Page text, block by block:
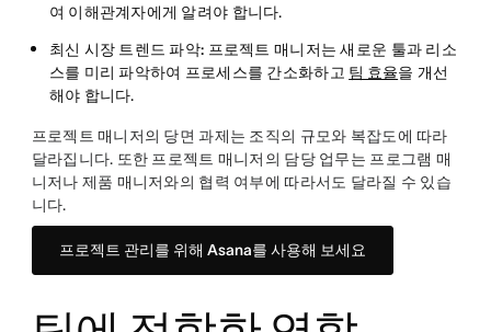
여 이해관계자에게 알려야 합니다.
최신 시장 트렌드 파악: 프로젝트 매니저는 새로운 툴과 리소
스를 미리 파악하여 프로세스를 간소화하고 팀 효율을 개선
해야 합니다.
프로젝트 매니저의 당면 과제는 조직의 규모와 복잡도에 따라
달라집니다. 또한 프로젝트 매니저의 담당 업무는 프로그램 매
니저나 제품 매니저와의 협력 여부에 따라서도 달라질 수 있습
니다.
프로젝트 관리를 위해 Asana를 사용해 보세요